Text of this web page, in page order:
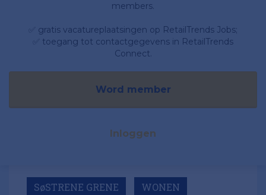
members.
✅ gratis vacatureplaatsingen op RetailTrends Jobs;
✅ toegang tot contactgegevens in RetailTrends
Connect.
Word member
Inloggen
SøSTRENE GRENE WONEN